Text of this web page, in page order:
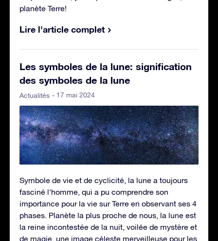
planète Terre!
Lire l'article complet
Les symboles de la lune: signification
des symboles de la lune
Actualités - 17 mai 2024
Symbole de vie et de cyclicité, la lune a toujours
fasciné l'homme, qui a pu comprendre son
importance pour la vie sur Terre en observant ses 4
phases. Planète la plus proche de nous, la lune est
la reine incontestée de la nuit, voilée de mystère et
de magie, une image céleste merveilleuse pour les